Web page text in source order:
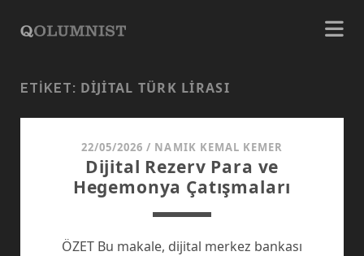
ETIKET: DIJITAL TÜRK LIRASI
22/05/2026 / NAMIK KEMAL KEMER
Dijital Rezerv Para ve
Hegemonya Çatışmaları
ÖZET Bu makale, dijital merkez bankası